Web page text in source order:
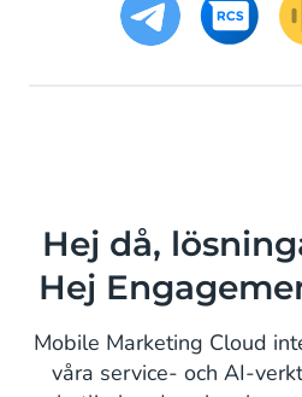
Hej då,
Hej
Mobile Marketing Cloud
våra service- och AI-